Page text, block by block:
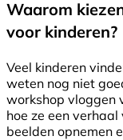
Waarom
voor kinderen?
Veel kinderen
weten nog niet
workshop vloggen
hoe ze een
beelden opnemen